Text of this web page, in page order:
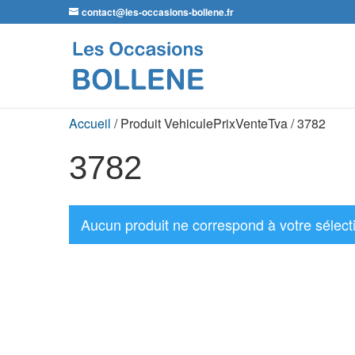
contact@les-occasions-bollene.fr
Accueil / Produit VehiculePrixVenteTva / 3782
3782
Aucun produit ne correspond à votre